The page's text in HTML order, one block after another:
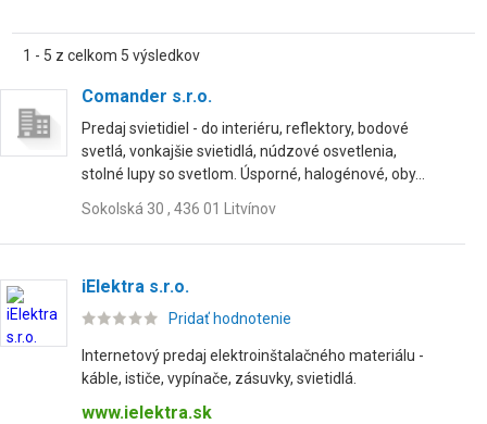
1 - 5 z celkom 5 výsledkov
Comander s.r.o.
Predaj svietidiel - do interiéru, reflektory, bodové
svetlá, vonkajšie svietidlá, núdzové osvetlenia,
stolné lupy so svetlom. Úsporné, halogénové, oby...
Sokolská 30 , 436 01 Litvínov
iElektra s.r.o.
Pridať hodnotenie
Internetový predaj elektroinštalačného materiálu -
káble, ističe, vypínače, zásuvky, svietidlá.
www.ielektra.sk